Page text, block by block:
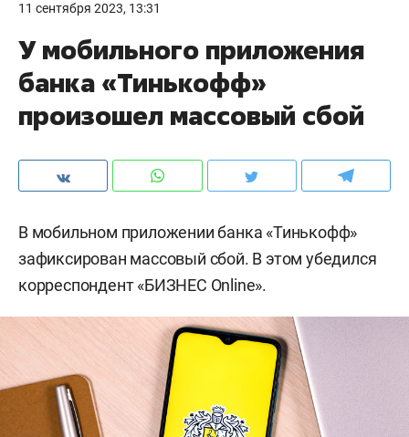
11 сентября 2023, 13:31
У мобильного приложения
банка «Тинькофф»
произошел массовый сбой
В мобильном приложении банка «Тинькофф»
зафиксирован массовый сбой. В этом убедился
корреспондент «БИЗНЕС Online».